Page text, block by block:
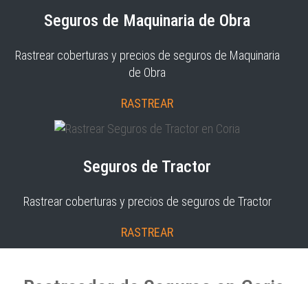
Seguros de Maquinaria de Obra
Rastrear coberturas y precios de seguros de Maquinaria
de Obra
RASTREAR
Seguros de Tractor
Rastrear coberturas y precios de seguros de Tractor
RASTREAR